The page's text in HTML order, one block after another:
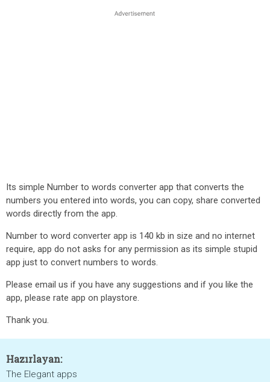
Its simple Number to words converter app that converts the
numbers you entered into words, you can copy, share converted
words directly from the app.
Number to word converter app is 140 kb in size and no internet
require, app do not asks for any permission as its simple stupid
app just to convert numbers to words.
Please email us if you have any suggestions and if you like the
app, please rate app on playstore.
Thank you.
Hazırlayan:
The Elegant apps